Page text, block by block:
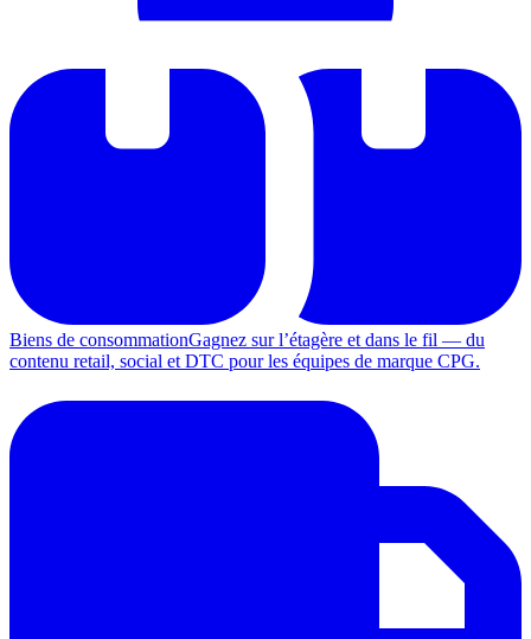
Biens de consommationGagnez sur l’étagère et dans le fil — du
contenu retail, social et DTC pour les équipes de marque CPG.